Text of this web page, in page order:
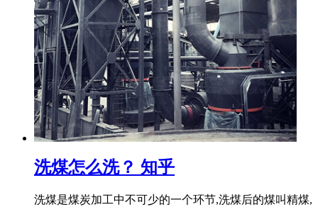
洗煤怎么洗？ 知乎
洗煤是煤炭加工中不可少的一个环节,洗煤后的煤叫精煤,